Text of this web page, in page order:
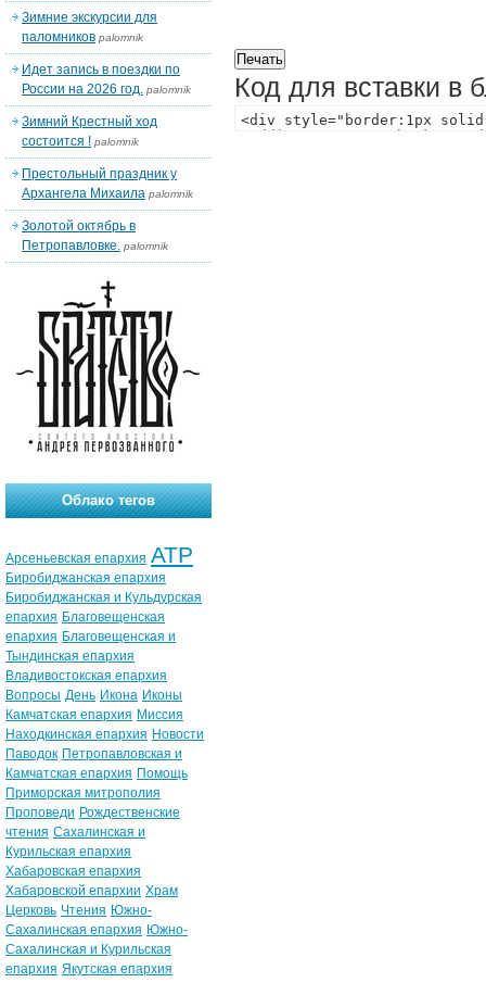
Код для вставки в
Зимние экскурсии для
паломников palomnik
Идет запись в поездки по
России на 2026 год. palomnik
Зимний Крестный ход
состоится ! palomnik
Престольный праздник у
Архангела Михаила palomnik
Золотой октябрь в
Петропавловке. palomnik
Облако тегов
Арсеньевская епархия АТР
Биробиджанская епархия
Биробиджанская и Кульдурская
епархия Благовещенская
епархия Благовещенская и
Тындинская епархия
Владивостокская епархия
Вопросы День Икона Иконы
Камчатская епархия Миссия
Находкинская епархия Новости
Паводок Петропавловская и
Камчатская епархия Помощь
Приморская митрополия
Проповеди Рождественские
чтения Сахалинская и
Курильская епархия
Хабаровская епархия
Хабаровской епархии Храм
Церковь Чтения Южно-
Сахалинская епархия Южно-
Сахалинская и Курильская
епархия Якутская епархия